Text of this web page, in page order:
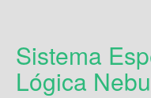
Sistema
Lógica